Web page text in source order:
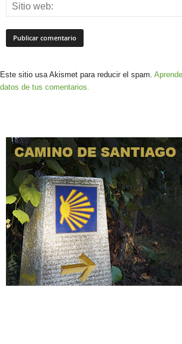
Este sitio usa Akismet para reducir el spam.
datos de tus comentarios.